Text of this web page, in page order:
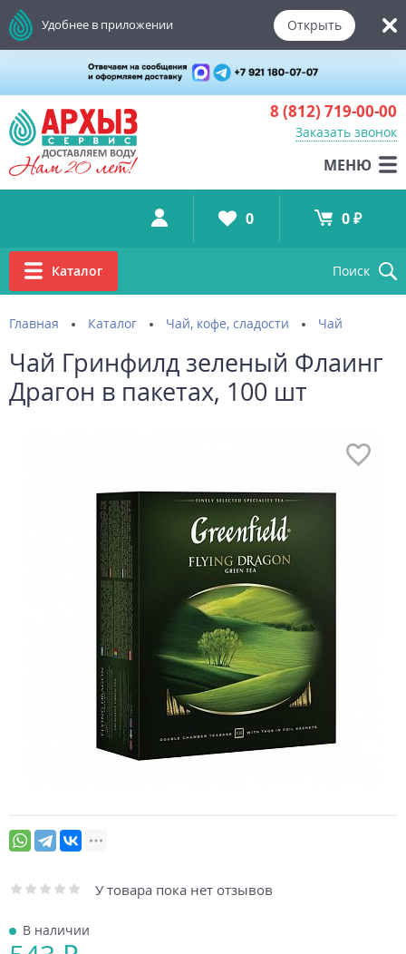
8 (812) 719-00-00
Заказать звонок
МЕНЮ
Удобнее в приложении Открыть
Каталог Поиск
0 0 ₽
Главная Каталог Чай, кофе, сладости Чай
Чай Гринфилд зеленый Флаинг
Драгон в пакетах, 100 шт
У товара пока нет отзывов
В наличии